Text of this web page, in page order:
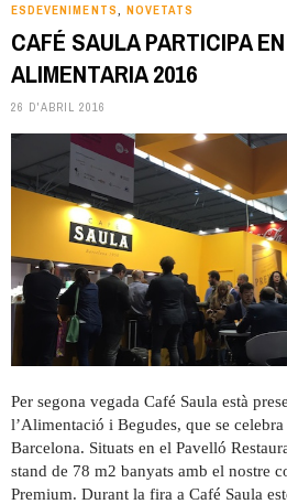
ESDEVENIMENTS NOVETATS
CAFÉ SAULA PARTICIPA
ALIMENTARIA 2016
26 D'ABRIL 2016
Per segona vegada Café Saula està
l’Alimentació i Begudes, que se
Barcelona. Situats en el Pavelló
stand de 78 m2 banyats amb el nostre
Premium. Durant la fira a Café Saula